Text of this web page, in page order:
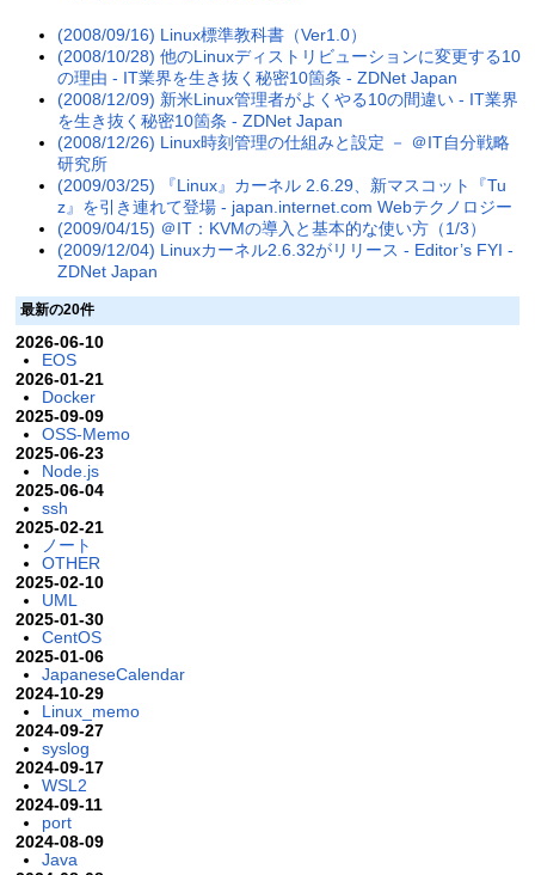
(2008/09/16) Linux標準教科書（Ver1.0）
(2008/10/28) 他のLinuxディストリビューションに変更する10
の理由 - IT業界を生き抜く秘密10箇条 - ZDNet Japan
(2008/12/09) 新米Linux管理者がよくやる10の間違い - IT業界
を生き抜く秘密10箇条 - ZDNet Japan
(2008/12/26) Linux時刻管理の仕組みと設定 － ＠IT自分戦略
研究所
(2009/03/25) 『Linux』カーネル 2.6.29、新マスコット『Tu
z』を引き連れて登場 - japan.internet.com Webテクノロジー
(2009/04/15) ＠IT：KVMの導入と基本的な使い方（1/3）
(2009/12/04) Linuxカーネル2.6.32がリリース - Editor’s FYI -
ZDNet Japan
最新の20件
2026-06-10
EOS
2026-01-21
Docker
2025-09-09
OSS-Memo
2025-06-23
Node.js
2025-06-04
ssh
2025-02-21
ノート
OTHER
2025-02-10
UML
2025-01-30
CentOS
2025-01-06
JapaneseCalendar
2024-10-29
Linux_memo
2024-09-27
syslog
2024-09-17
WSL2
2024-09-11
port
2024-08-09
Java